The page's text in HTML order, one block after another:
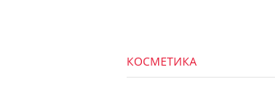
КОСМЕТИКА